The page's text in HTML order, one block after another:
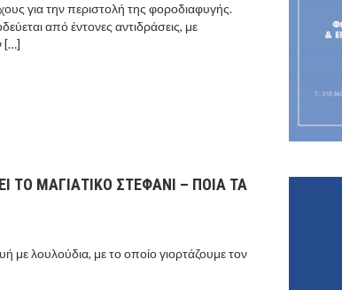
για την περιστολή της φοροδιαφυγής.
από έντονες αντιδράσεις, με
[…]
ΤΟ ΜΑΓΙΑΤΙΚΟ ΣΤΕΦΑΝΙ – ΠΟΙΑ ΤΑ
με λουλούδια, με το οποίο γιορτάζουμε τον